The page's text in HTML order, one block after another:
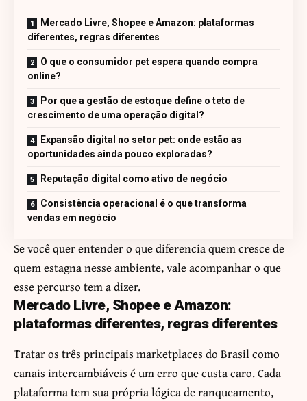
Mercado Livre, Shopee e Amazon: plataformas
diferentes, regras diferentes
O que o consumidor pet espera quando compra
online?
Por que a gestão de estoque define o teto de
crescimento de uma operação digital?
Expansão digital no setor pet: onde estão as
oportunidades ainda pouco exploradas?
Reputação digital como ativo de negócio
Consistência operacional é o que transforma
vendas em negócio
Se você quer entender o que diferencia quem cresce de
quem estagna nesse ambiente, vale acompanhar o que
esse percurso tem a dizer.
Mercado Livre, Shopee e Amazon:
plataformas diferentes, regras diferentes
Tratar os três principais marketplaces do Brasil como
canais intercambiáveis é um erro que custa caro. Cada
plataforma tem sua própria lógica de ranqueamento,